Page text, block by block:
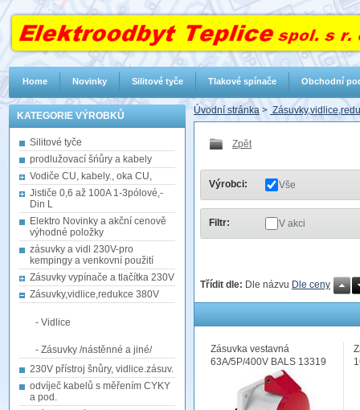
KATEGORIE VÝROBKŮ
Silitové tyče
prodlužovací šńůry a kabely
Vodiče CU, kabely., oka CU,
Jističe 0,6 až 100A 1-3pólové,-
Din L
Elektro Novinky a akční cenově
výhodné položky
zásuvky a vidl 230V-pro
kempingy a venkovní použití
Zásuvky vypínače a tlačítka 230V
Zásuvky,vidlice,redukce 380V
- Vidlice
- Zásuvky /nástěnné a jiné/
230V přístroj šnůry, vidlice.zásuv.
odvíječ kabelů s měřením CYKY
a pod.
Úvodní stránka >
Zpět
Výrobci: Vše
Filtr: V akci
Třídit dle: Dle názvu Dle ceny
Zásuvka vestavná
63A/5P/400V BALS 13319
Home Novinky Silitové tyče Tlakové spínače Obchodní